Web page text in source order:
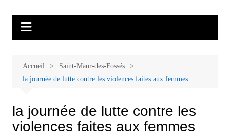
contenu
Malades et proches, Vivre avec et
après le cancer
thérapeutique, sophrologie, sport adapté, art thérapie, musico thérapie…
Accueil
Saint-Maur-des-Fossés
la journée de lutte contre les violences faites aux femmes
la journée de lutte contre les
violences faites aux femmes